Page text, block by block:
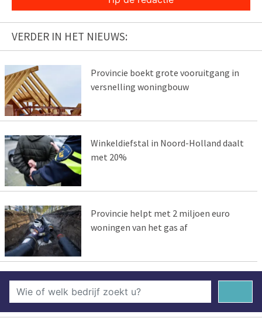
VERDER IN HET NIEUWS:
Provincie boekt grote vooruitgang in
versnelling woningbouw
Winkeldiefstal in Noord-Holland daalt
met 20%
Provincie helpt met 2 miljoen euro
woningen van het gas af